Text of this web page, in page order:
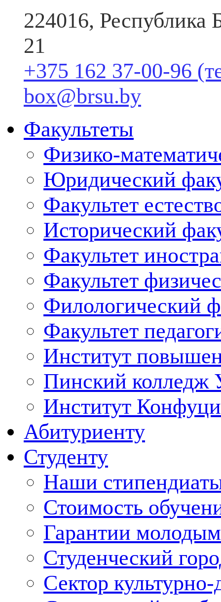
224016, Республика
21
+375 162 37-00-96
box@brsu.by
Факультеты
Физико-
Юридический
Факультет
Исторический
Факультет
Факультет
Филологический
Факультет
Институт
Пинский
Институт
Абитуриенту
Студенту
Наши
Стоимость
Гарантии
Студенческий
Сектор